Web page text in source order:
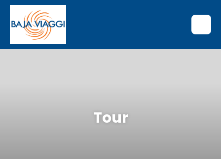
Tour